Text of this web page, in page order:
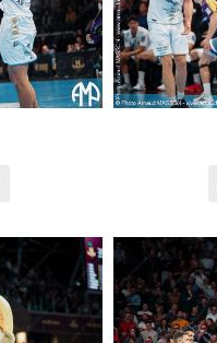
sport au